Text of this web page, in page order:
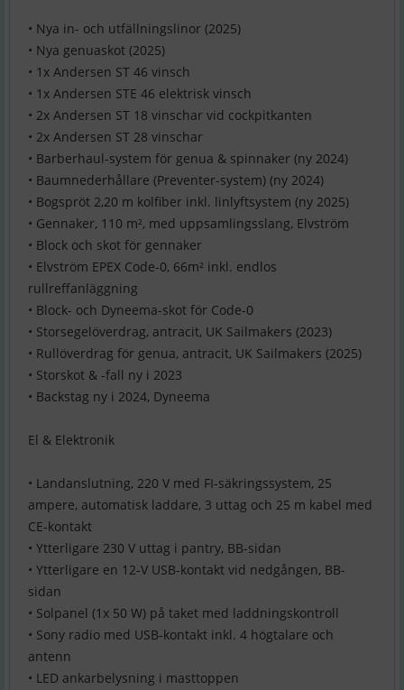
• Nya in- och utfällningslinor (2025)
• Nya genuaskot (2025)
• 1x Andersen ST 46 vinsch
• 1x Andersen STE 46 elektrisk vinsch
• 2x Andersen ST 18 vinschar vid cockpitkanten
• 2x Andersen ST 28 vinschar
• Barberhaul-system för genua & spinnaker (ny 2024)
• Baumnederhållare (Preventer-system) (ny 2024)
• Bogspröt 2,20 m kolfiber inkl. linlyftsystem (ny 2025)
• Gennaker, 110 m², med uppsamlingsslang, Elvström
• Block och skot för gennaker
• Elvström EPEX Code-0, 66m² inkl. endlos
rullreffanläggning
• Block- och Dyneema-skot för Code-0
• Storsegelöverdrag, antracit, UK Sailmakers (2023)
• Rullöverdrag för genua, antracit, UK Sailmakers (2025)
• Storskot & -fall ny i 2023
• Backstag ny i 2024, Dyneema
El & Elektronik
• Landanslutning, 220 V med FI-säkringssystem, 25
ampere, automatisk laddare, 3 uttag och 25 m kabel med
CE-kontakt
• Ytterligare 230 V uttag i pantry, BB-sidan
• Ytterligare en 12-V USB-kontakt vid nedgången, BB-
sidan
• Solpanel (1x 50 W) på taket med laddningskontroll
• Sony radio med USB-kontakt inkl. 4 högtalare och
antenn
• LED ankarbelysning i masttoppen